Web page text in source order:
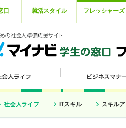
口 就活スタイル フレッシャーズ
社会人ライフ ITスキル スキル